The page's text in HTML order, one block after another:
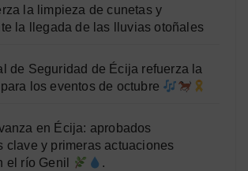
la limpieza de cunetas y
la llegada de las lluvias otoñales
de Seguridad de Écija refuerza la
los eventos de octubre
en Écija: aprobados
clave y primeras actuaciones
el río Genil
.